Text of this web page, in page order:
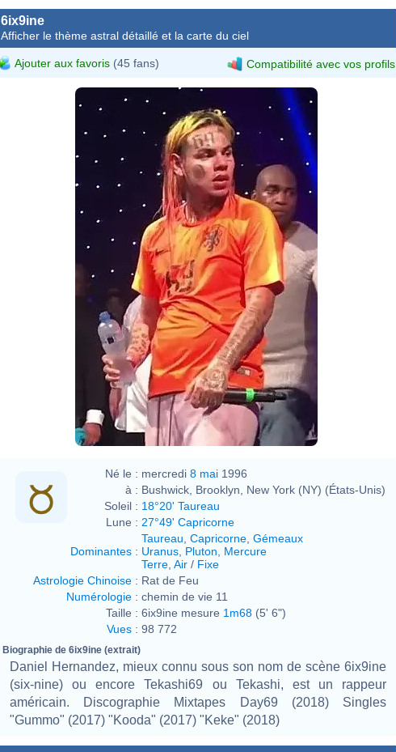
6ix9ine
Afficher le thème astral détaillé et la carte du ciel
Ajouter aux favoris (45 fans) Compatibilité avec vos profils
Né le : mercredi 8 mai 1996
à : Bushwick, Brooklyn, New York (NY) (États-Unis)
Soleil : 18°20' Taureau
Lune : 27°49' Capricorne
Dominantes :
Taureau Capricorne Gémeaux
Uranus Pluton
Mercure
Terre Air / Fixe
Astrologie Chinoise : Rat de Feu
Numérologie : chemin de vie 11
Taille : 6ix9ine mesure 1m68 (5' 6")
Vues : 98 772
Biographie de 6ix9ine (extrait)
Daniel Hernandez, mieux connu sous son nom de scène 6ix9ine
(six-nine) ou encore Tekashi69 ou Tekashi, est un rappeur
américain. Discographie Mixtapes Day69 (2018) Singles
"Gummo" (2017) "Kooda" (2017) "Keke" (2018)